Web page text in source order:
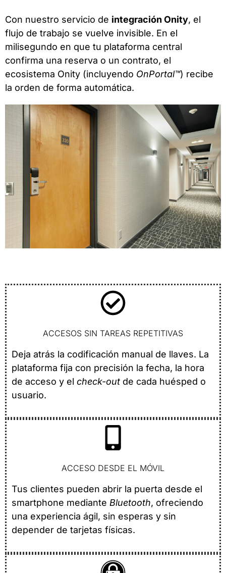
Con nuestro servicio de integración Onity, el
flujo de trabajo se vuelve invisible. En el
milisegundo en que tu plataforma central
confirma una reserva o un contrato, el
ecosistema Onity (incluyendo OnPortal™) recibe
la orden de forma automática.
ACCESOS SIN TAREAS REPETITIVAS
Deja atrás la codificación manual de llaves. La
plataforma fija con precisión la fecha, la hora
de acceso y el check-out de cada huésped o
usuario.
ACCESO DESDE EL MÓVIL
Tus clientes pueden abrir la puerta desde el
smartphone mediante Bluetooth, ofreciendo
una experiencia ágil, sin esperas y sin
depender de tarjetas físicas.